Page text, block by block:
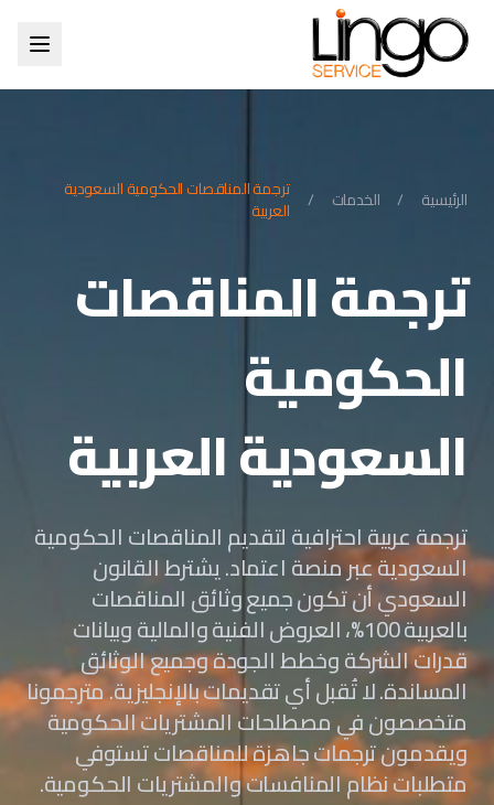
الرئيسية / الخدمات / ترجمة المناقصات الحكومية السعودية
العربية
ترجمة المناقصات
الحكومية
السعودية العربية
ترجمة عربية احترافية لتقديم المناقصات الحكومية
السعودية عبر منصة اعتماد. يشترط القانون
السعودي أن تكون جميع وثائق المناقصات
بالعربية 100%، العروض الفنية والمالية وبيانات
قدرات الشركة وخطط الجودة وجميع الوثائق
المساندة. لا تُقبل أي تقديمات بالإنجليزية. مترجمونا
متخصصون في مصطلحات المشتريات الحكومية
ويقدمون ترجمات جاهزة للمناقصات تستوفي
متطلبات نظام المنافسات والمشتريات الحكومية.